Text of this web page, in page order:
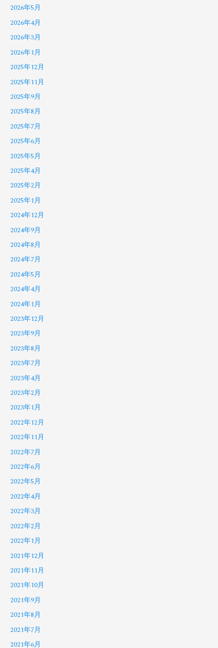
2026年5月
2026年4月
2026年3月
2026年1月
2025年12月
2025年11月
2025年9月
2025年8月
2025年7月
2025年6月
2025年5月
2025年4月
2025年2月
2025年1月
2024年12月
2024年9月
2024年8月
2024年7月
2024年5月
2024年4月
2024年1月
2023年12月
2023年9月
2023年8月
2023年7月
2023年4月
2023年2月
2023年1月
2022年12月
2022年11月
2022年7月
2022年6月
2022年5月
2022年4月
2022年3月
2022年2月
2022年1月
2021年12月
2021年11月
2021年10月
2021年9月
2021年8月
2021年7月
2021年6月